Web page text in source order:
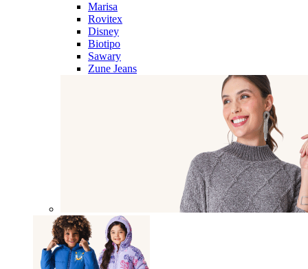
Marisa
Rovitex
Disney
Biotipo
Sawary
Zune Jeans